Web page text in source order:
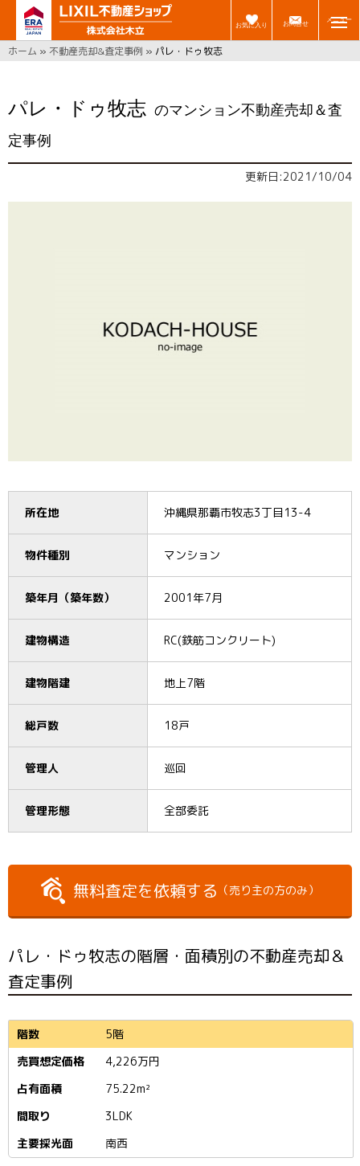
お気に入り お問合せ
メニュー
ホーム » 不動産売却&査定事例 » パレ・ドゥ牧志
パレ・ドゥ牧志 のマンション不動産売却＆査
定事例
更新日:2021/10/04
所在地 沖縄県那覇市牧志3丁目13-4
物件種別 マンション
築年月（築年数） 2001年7月
建物構造 RC(鉄筋コンクリート)
建物階建 地上7階
総戸数 18戸
管理人 巡回
管理形態 全部委託
無料査定を依頼する （売り主の方のみ）
パレ・ドゥ牧志の階層・面積別の不動産売却＆
査定事例
5階
4,226万円
75.22m²
3LDK
南西